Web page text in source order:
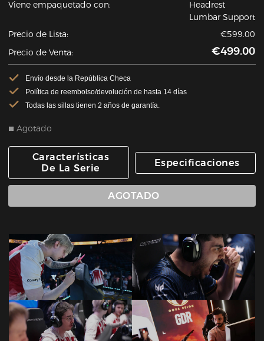
Viene empaquetado con:
Headrest
Lumbar Support
Precio de Lista:
€599.00
Precio de Venta:
€499.00
Envío desde la República Checa
Política de reembolso/devolución de hasta 14 días
Todas las sillas tienen 2 años de garantía.
Agotado
Características
De La Serie
Especificaciones
AGOTADO